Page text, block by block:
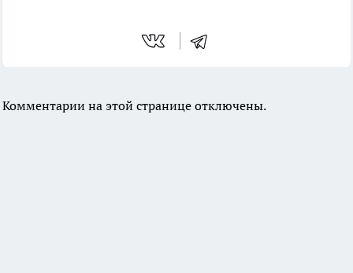
Комментарии на этой странице отключены.